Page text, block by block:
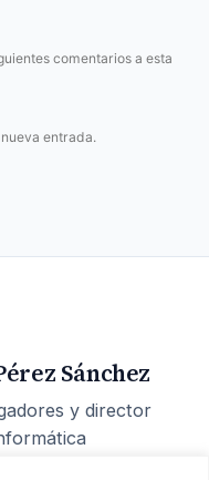
comentarios a esta
entrada.
Sánchez
y director